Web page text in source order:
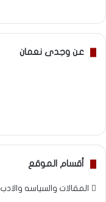
عن وجدى نعمان
أقسام الموقع
المقالات والسياسه والادب